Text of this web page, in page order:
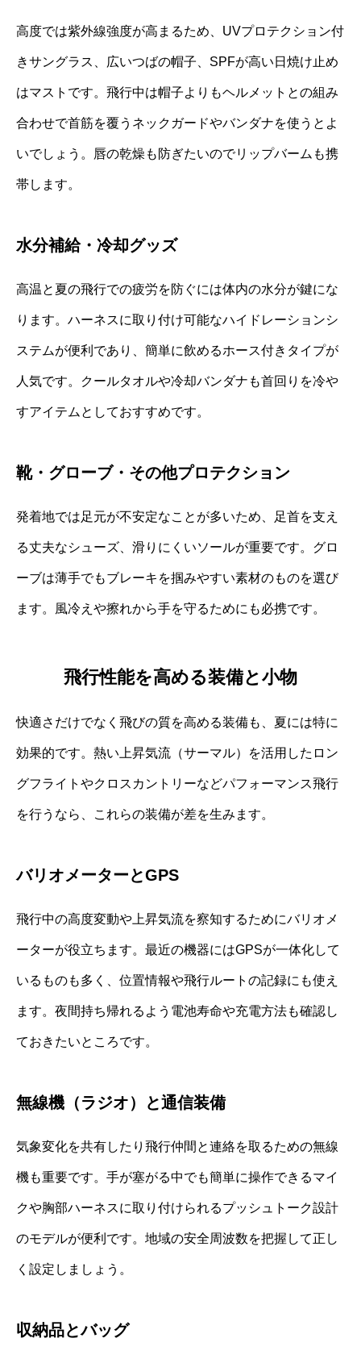
高度では紫外線強度が高まるため、UVプロテクション付
きサングラス、広いつばの帽子、SPFが高い日焼け止め
はマストです。飛行中は帽子よりもヘルメットとの組み
合わせで首筋を覆うネックガードやバンダナを使うとよ
いでしょう。唇の乾燥も防ぎたいのでリップバームも携
帯します。
水分補給・冷却グッズ
高温と夏の飛行での疲労を防ぐには体内の水分が鍵にな
ります。ハーネスに取り付け可能なハイドレーションシ
ステムが便利であり、簡単に飲めるホース付きタイプが
人気です。クールタオルや冷却バンダナも首回りを冷や
すアイテムとしておすすめです。
靴・グローブ・その他プロテクション
発着地では足元が不安定なことが多いため、足首を支え
る丈夫なシューズ、滑りにくいソールが重要です。グロ
ーブは薄手でもブレーキを掴みやすい素材のものを選び
ます。風冷えや擦れから手を守るためにも必携です。
飛行性能を高める装備と小物
快適さだけでなく飛びの質を高める装備も、夏には特に
効果的です。熱い上昇気流（サーマル）を活用したロン
グフライトやクロスカントリーなどパフォーマンス飛行
を行うなら、これらの装備が差を生みます。
バリオメーターとGPS
飛行中の高度変動や上昇気流を察知するためにバリオメ
ーターが役立ちます。最近の機器にはGPSが一体化して
いるものも多く、位置情報や飛行ルートの記録にも使え
ます。夜間持ち帰れるよう電池寿命や充電方法も確認し
ておきたいところです。
無線機（ラジオ）と通信装備
気象変化を共有したり飛行仲間と連絡を取るための無線
機も重要です。手が塞がる中でも簡単に操作できるマイ
クや胸部ハーネスに取り付けられるプッシュトーク設計
のモデルが便利です。地域の安全周波数を把握して正し
く設定しましょう。
収納品とバッグ